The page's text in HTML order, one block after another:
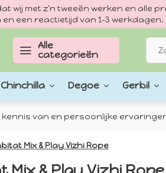
wij met z'n tweeën werken en alle
een reactietijd van 1–3
Alle
categorieën
Chinchilla Degoe Gerbil
kennis van en persoonlijke
Mix & Play Vizhi Rope